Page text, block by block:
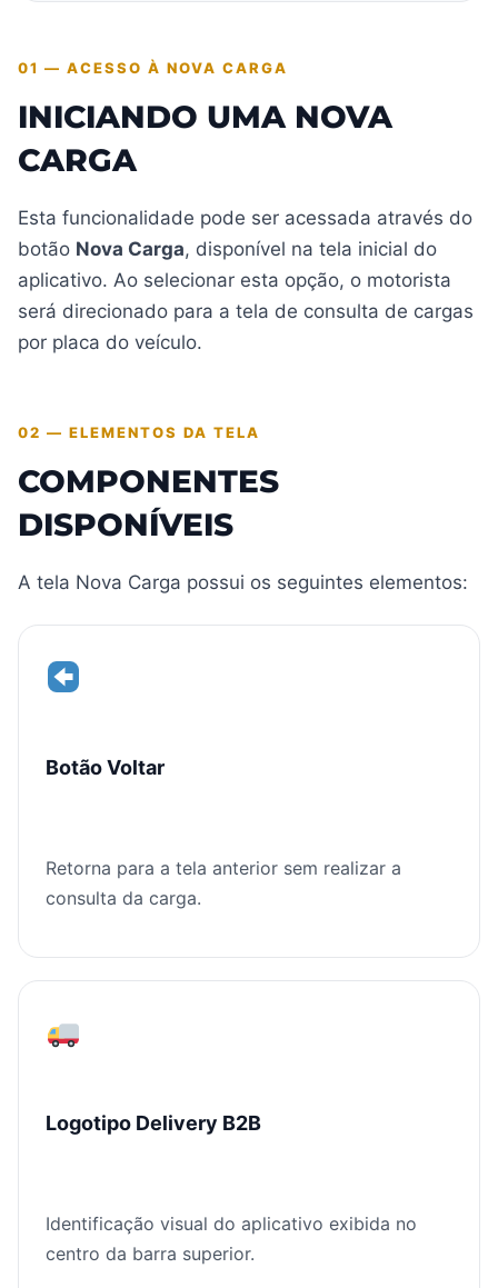
01 — ACESSO À NOVA CARGA
INICIANDO UMA NOVA
CARGA
Esta funcionalidade pode ser acessada através do
botão Nova Carga, disponível na tela inicial do
aplicativo. Ao selecionar esta opção, o motorista
será direcionado para a tela de consulta de cargas
por placa do veículo.
02 — ELEMENTOS DA TELA
COMPONENTES
DISPONÍVEIS
A tela Nova Carga possui os seguintes elementos:
Botão Voltar
Retorna para a tela anterior sem realizar a
consulta da carga.
Logotipo Delivery B2B
Identificação visual do aplicativo exibida no
centro da barra superior.